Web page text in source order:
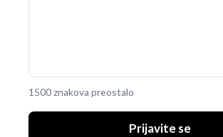
1500 znakova preostalo
Prijavite se